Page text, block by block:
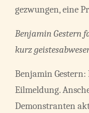
gezwungen, eine
Benjamin Gestern
kurz
Benjamin
Eilmeldung.
Demonstranten